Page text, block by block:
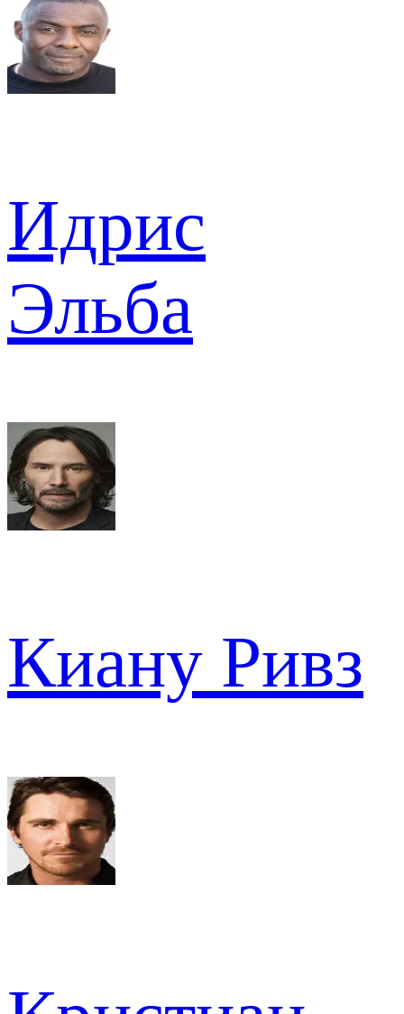
Идрис
Эльба
Киану Ривз